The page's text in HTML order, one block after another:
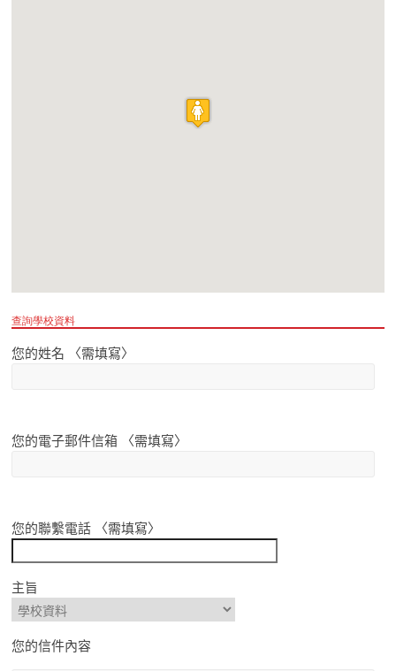
查詢學校資料
您的姓名 〈需填寫〉
您的電子郵件信箱 〈需填寫〉
您的聯繫電話 〈需填寫〉
主旨
您的信件內容